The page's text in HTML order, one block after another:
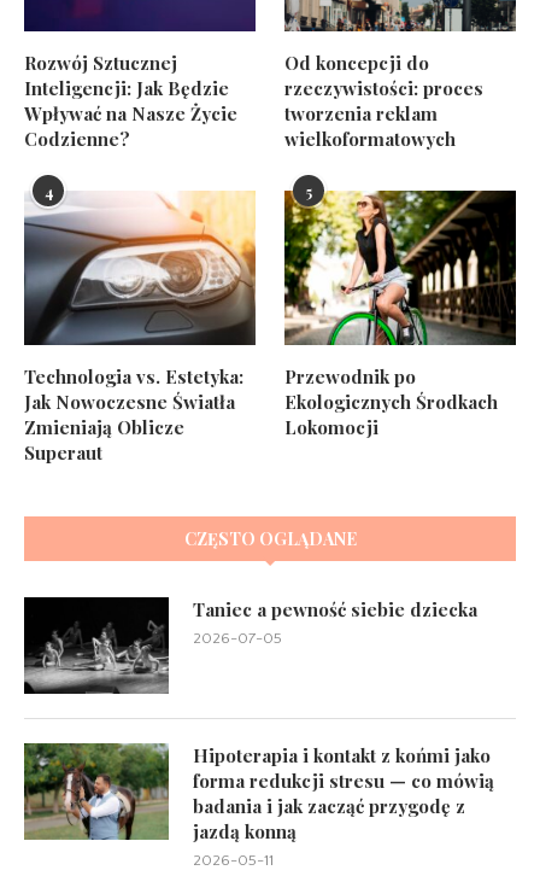
Rozwój Sztucznej
Inteligencji: Jak Będzie
Wpływać na Nasze Życie
Codzienne?
Od koncepcji do
rzeczywistości: proces
tworzenia reklam
wielkoformatowych
4
Technologia vs. Estetyka:
Jak Nowoczesne Światła
Zmieniają Oblicze
Superaut
5
Przewodnik po
Ekologicznych Środkach
Lokomocji
CZĘSTO OGLĄDANE
Taniec a pewność siebie dziecka
2026-07-05
Hipoterapia i kontakt z końmi jako
forma redukcji stresu — co mówią
badania i jak zacząć przygodę z
jazdą konną
2026-05-11